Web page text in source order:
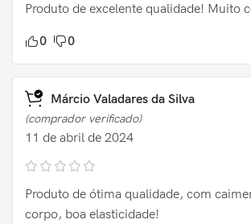
Produto de excelente qualidade! Muito
0 0
Márcio Valadares da Silva
(comprador verificado)
11 de abril de 2024
Produto de ótima qualidade, com
corpo, boa elasticidade!